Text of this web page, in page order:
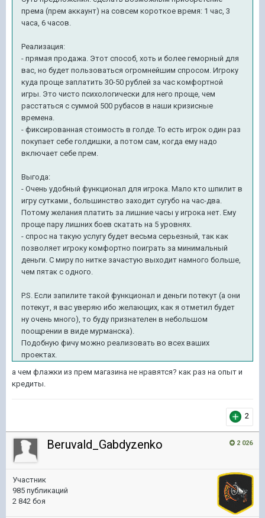
према (прем аккаунт) на совсем короткое время: 1 час, 3
часа, 6 часов.
Реализация:
- прямая продажа. Этот способ, хоть и более геморный для
вас, но будет пользоваться огромнейшим спросом. Игроку
куда проще заплатить 30-50 рублей за час комфортной
игры. Это чисто психологически для него проще, чем
расстаться с суммой 500 рубасов в наши кризисные
времена.
- фиксированная стоимость в голде. То есть игрок один раз
покупает себе голдишки, а потом сам, когда ему надо
включает себе прем.
Выгода:
- Очень удобный функционал для игрока. Мало кто шпилит в
игру сутками., большинство заходит сугубо на час-два.
Потому желания платить за лишние часы у игрока нет. Ему
проще пару лишних боев скатать на 5 уровнях.
- спрос на такую услугу будет весьма серьезный, так как
позволяет игроку комфортно поиграть за минимальный
деньги. С миру по нитке зачастую выходит намного больше,
чем пятак с одного.
P.S. Если запилите такой функционал и деньги потекут (а они
потекут, я вас уверяю ибо желающих, как я отметил будет
ну очень много), то буду признателен в небольшом
поощрении в виде мурманска).
Подобную фичу можно реализовать во всех ваших
проектах.
а чем флажки из прем магазина не нравятся? как раз на опыт и
кредиты.
2
2 026
Beruvald_Gabdyzenko
Участник
985 публикаций
2 842 боя